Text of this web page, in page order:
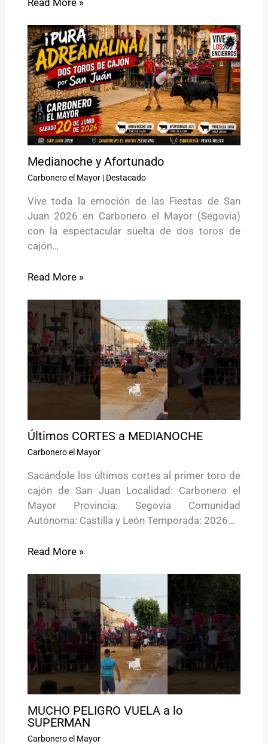
Read More »
Medianoche y Afortunado
Carbonero el Mayor| Destacado
Vive toda la emoción de las Fiestas de San
Juan 2026 en Carbonero el Mayor (Segovia)
con la espectacular suelta de dos toros de
cajón…
Read More »
Últimos CORTES a MEDIANOCHE
Carbonero el Mayor
Sacándole los últimos cortes al primer toro de
cajón de San Juan Localidad: Carbonero el
Mayor Provincia: Segovia Comunidad
Autónoma: Castilla y León Temporada: 2026…
Read More »
MUCHO PELIGRO VUELA a lo
SUPERMAN
Carbonero el Mayor